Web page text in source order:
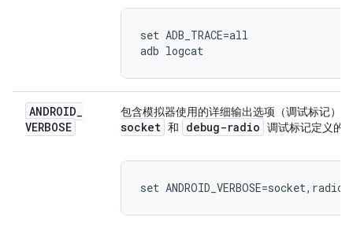
set ADB_TRACE=all
ANDROID_
VERBOSE
包含模拟器使用的详细输出选项（调试标记）
socket 和 debug-radio 调试标记定义的
set ANDROID_VERBOSE=socket,radio